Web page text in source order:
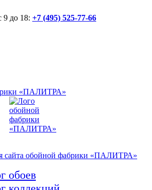
до 18: +7 (495) 525-77-66
обоев